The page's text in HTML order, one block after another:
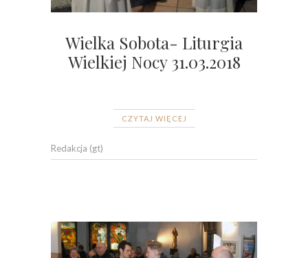
Wielka Sobota- Liturgia
Wielkiej Nocy 31.03.2018
CZYTAJ WIĘCEJ
Redakcja (gt)